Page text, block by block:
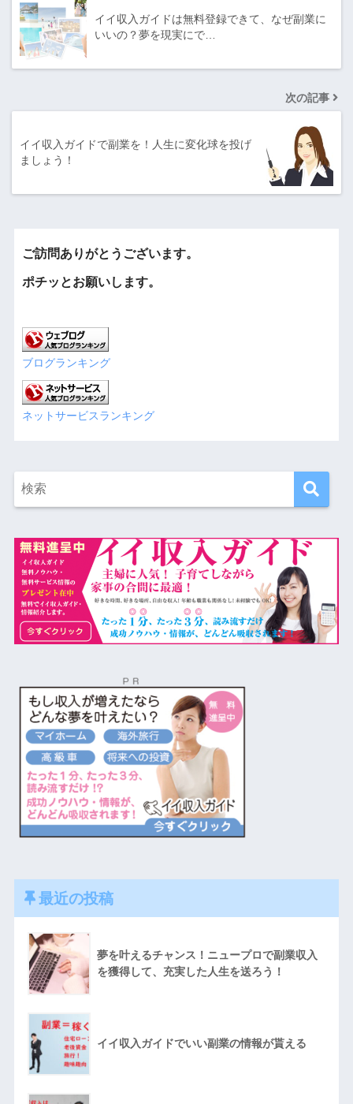
イイ収入ガイドは無料登録できて、なぜ副業に
いいの？夢を現実にで…
次の記事
イイ収入ガイドで副業を！人生に変化球を投げ
ましょう！
ご訪問ありがとうございます。
ポチッとお願いします。
ブログランキング
ネットサービスランキング
最近の投稿
夢を叶えるチャンス！ニュープロで副業収入
を獲得して、充実した人生を送ろう！
イイ収入ガイドでいい副業の情報が貰える